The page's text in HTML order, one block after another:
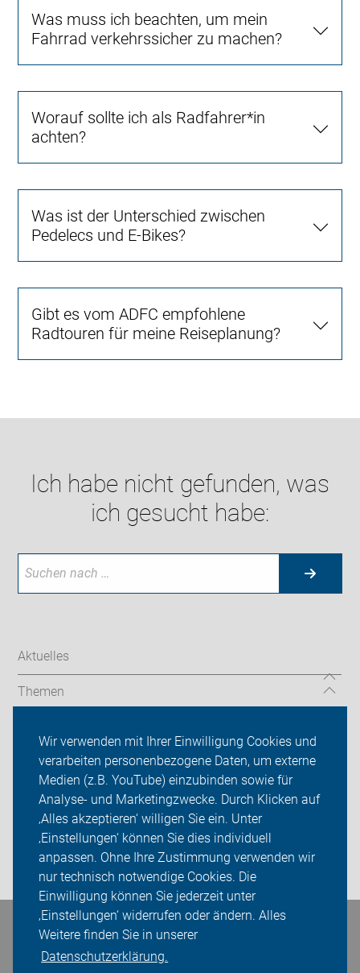
Wir verwenden mit Ihrer Einwilligung Cookies und
verarbeiten personenbezogene Daten, um externe
Medien (z.B. YouTube) einzubinden sowie für
Analyse- und Marketingzwecke. Durch Klicken auf
‚Alles akzeptieren‘ willigen Sie ein. Unter
‚Einstellungen‘ können Sie dies individuell
anpassen. Ohne Ihre Zustimmung verwenden wir
nur technisch notwendige Cookies. Die
Einwilligung können Sie jederzeit unter
‚Einstellungen‘ widerrufen oder ändern. Alles
Weitere finden Sie in unserer
Datenschutzerklärung.
Was muss ich beachten, um mein
Fahrrad verkehrssicher zu machen?
Worauf sollte ich als Radfahrer*in
achten?
Was ist der Unterschied zwischen
Pedelecs und E-Bikes?
Gibt es vom ADFC empfohlene
Radtouren für meine Reiseplanung?
Ich habe nicht gefunden, was
ich gesucht habe:
Aktuelles
Themen
ADFC Lüdinghausen
Sei dabei
Presse
Bleiben Sie in Kontakt